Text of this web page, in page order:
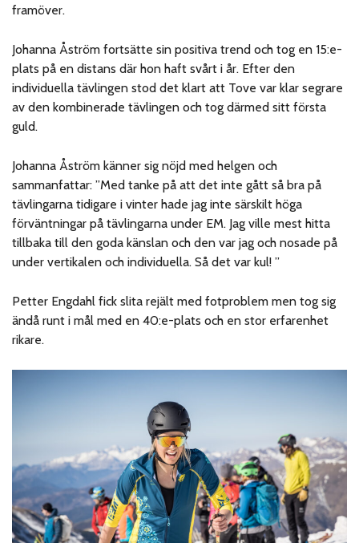
framöver.
Johanna Åström fortsätte sin positiva trend och tog en 15:e-
plats på en distans där hon haft svårt i år. Efter den
individuella tävlingen stod det klart att Tove var klar segrare
av den kombinerade tävlingen och tog därmed sitt första
guld.
Johanna Åström känner sig nöjd med helgen och
sammanfattar: ”Med tanke på att det inte gått så bra på
tävlingarna tidigare i vinter hade jag inte särskilt höga
förväntningar på tävlingarna under EM. Jag ville mest hitta
tillbaka till den goda känslan och den var jag och nosade på
under vertikalen och individuella. Så det var kul! ”
Petter Engdahl fick slita rejält med fotproblem men tog sig
ändå runt i mål med en 40:e-plats och en stor erfarenhet
rikare.